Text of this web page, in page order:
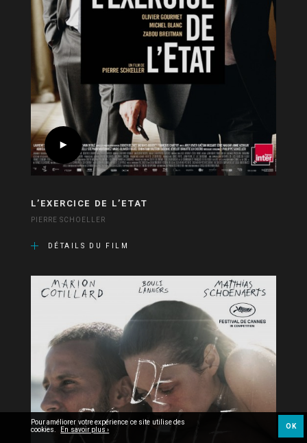
L’EXERCICE DE L’ETAT
PIERRE SCHOELLER
DÉTAILS DU FILM
Pour améliorer votre expérience ce site utilise des
cookies. En savoir plus › OK